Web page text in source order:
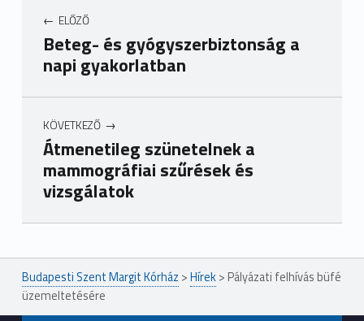
ELŐZŐ
Beteg- és gyógyszerbiztonság a
napi gyakorlatban
KÖVETKEZŐ
Átmenetileg szünetelnek a
mammográfiai szűrések és
vizsgálatok
Ugrás a főmenühöz
Budapesti Szent Margit Kórház >Hírek> Pályázati felhívás büfé
üzemeltetésére